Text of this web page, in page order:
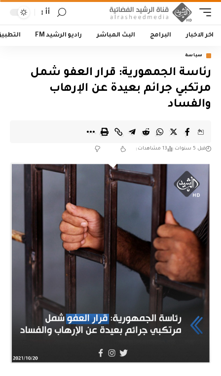
أأ
اخر الاخبار البرامج البث المباشر راديو الرشيد FM
سياسة
رئاسة الجمهورية: قرار العفو شمل
مرتكبي جرائم بعيدة عن الإرهاب
والفساد
قبل 5 سنوات 13 مشاهدات